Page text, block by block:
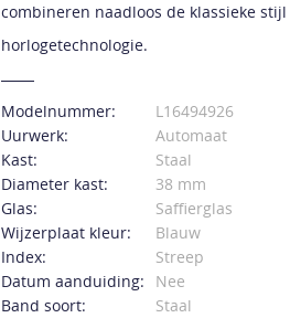
combineren naadloos de klassieke
horlogetechnologie.
Modelnummer:
L16494926
Uurwerk:
Automaat
Kast:
Staal
Diameter kast:
38 mm
Glas:
Saffierglas
Wijzerplaat kleur:
Blauw
Index:
Streep
Datum aanduiding:
Nee
Band soort:
Staal